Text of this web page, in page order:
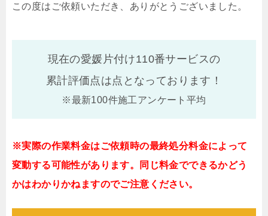
この度はご依頼いただき、ありがとうございました。
現在の愛媛片付け110番サービスの
累計評価点は点となっております！
※最新100件施工アンケート平均
※実際の作業料金はご依頼時の最終処分料金によって
変動する可能性があります。同じ料金でできるかどう
かはわかりかねますのでご注意ください。